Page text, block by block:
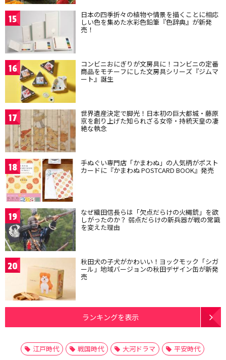
15 日本の四季折々の植物や情景を描くことに相応
しい色を集めた水彩色鉛筆『色辞典』が新発
売！
16 コンビニおにぎりが文房具に！コンビニの定番
商品をモチーフにした文房具シリーズ『ジムマ
ート』誕生
17 世界遺産決定で脚光！日本初の巨大都城・藤原
京を創り上げた知られざる女帝・持統天皇の凄
絶な執念
18 手ぬぐい専門店「かまわぬ」の人気柄がポスト
カードに『かまわぬ POSTCARD BOOK』発売
19 なぜ織田信長らは「欠点だらけの火縄銃」を欲
しがったのか？ 弱点だらけの新兵器が戦の常識
を変えた理由
20 秋田犬の子犬がかわいい！ヨックモック「シガ
ール」地域バージョンの秋田デザイン缶が新発
売
ランキングを表示
江戸時代 戦国時代 大河ドラマ
平安時代